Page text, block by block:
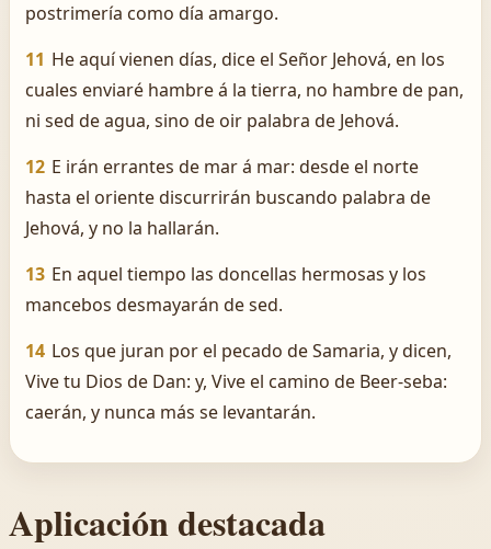
postrimería como día amargo.
11 He aquí vienen días, dice el Señor Jehová, en los
cuales enviaré hambre á la tierra, no hambre de pan,
ni sed de agua, sino de oir palabra de Jehová.
12 E irán errantes de mar á mar: desde el norte
hasta el oriente discurrirán buscando palabra de
Jehová, y no la hallarán.
13 En aquel tiempo las doncellas hermosas y los
mancebos desmayarán de sed.
14 Los que juran por el pecado de Samaria, y dicen,
Vive tu Dios de Dan: y, Vive el camino de Beer-seba:
caerán, y nunca más se levantarán.
Aplicación destacada